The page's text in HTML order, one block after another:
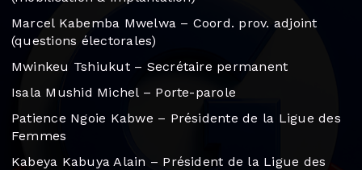
Marcel Kabemba Mwelwa – Coord. prov. adjoint
(questions électorales)
Mwinkeu Tshiukut – Secrétaire permanent
Isala Mushid Michel – Porte-parole
Patience Ngoie Kabwe – Présidente de la Ligue des
Femmes
Kabeya Kabuya Alain – Président de la Ligue des